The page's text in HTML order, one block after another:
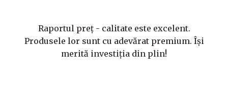
Raportul preț - calitate este excelent.
Produsele lor sunt cu adevărat premium. Își
merită investiția din plin!